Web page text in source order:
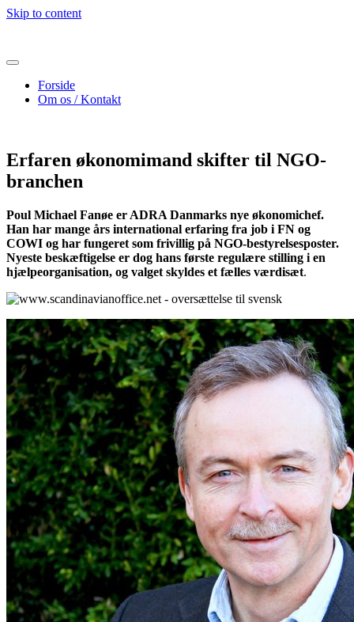
Skip to content
Forside
Om os / Kontakt
Erfaren økonomimand skifter til NGO-
branchen
Poul Michael Fanøe er ADRA Danmarks nye økonomichef.
Han har mange års international erfaring fra job i FN og
COWI og har fungeret som frivillig på NGO-bestyrelsesposter.
Nyeste beskæftigelse er dog hans første regulære stilling i en
hjælpeorganisation, og valget skyldes et fælles værdisæt.